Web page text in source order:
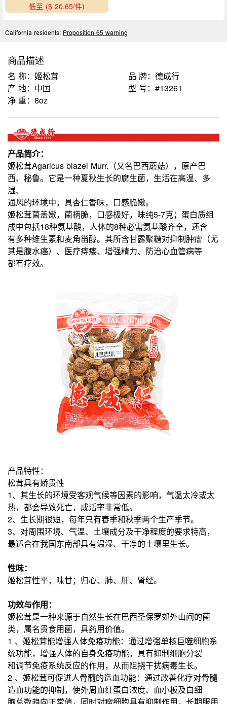
低至 ($ 20.65/件)
California residents: Proposition 65 warning
商品描述
名 称：姬松茸
品 牌：德成行
产 地：中国
型 号：#13261
净 重：8oz
产品简介：
姬松茸Agaricus blazei Murr.（又名巴西蘑菇），原产巴
西、秘鲁。它是一种夏秋生长的腐生菌，生活在高温、多
湿、
通风的环境中，具杏仁香味，口感脆嫩。
姬松茸菌盖嫩，菌柄脆，口感极好，味纯5-7克；蛋白质组
成中包括18种氨基酸，人体的8种必需氨基酸齐全，还含
有多种维生素和麦角甾醇。其所含甘露聚糖对抑制肿瘤（尤
其是腹水癌）、医疗痔瘘、增强精力、防治心血管病等
都有疗效。
产品特性：
松茸具有娇贵性
1、其生长的环境受客观气候等因素的影响，气温太冷或太
热，都会导致死亡，成活率非常低。
2、生长期很短，每年只有春季和秋季两个生产季节。
3、对周围环境、气温、土壤成分及干净程度的要求特高，
最适合在我国东南部具有温湿、干净的土壤里生长。
性味：
姬松茸性平，味甘；归心、肺、肝、肾经。
功效与作用：
姬松茸是一种来源于自然生长在巴西圣保罗郊外山间的菌
类，属名贵食用菌，具药用价值。
1 、姬松茸能增强人体免疫功能：通过增强单核巨噬细胞系
统功能，增强人体的自身免疫功能，具有抑制细胞分裂
和调节免疫系统反应的作用，从而阻挠干扰病毒生长。
2 、姬松茸可促进人骨髓的造血功能：通过改善化疗对骨髓
造血功能的抑制，使外周血红蛋白浓度、血小板及白细